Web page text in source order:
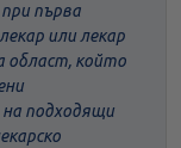
първа
или лекар
област, който
подходящи